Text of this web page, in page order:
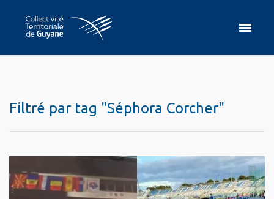
Filtré par tag "Séphora Corcher"